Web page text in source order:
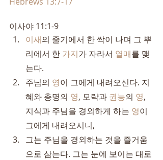
이사야 11:1-9
이새의 줄기에서 한 싹이 나며 그 뿌
리에서 한 가지가 자라서 열매를 맺
는다.
주님의 영이 그에게 내려오신다. 지
혜와 총명의 영, 모략과 권능의 영,
지식과 주님을 경외하게 하는 영이
그에게 내려오시니,
그는 주님을 경외하는 것을 즐거움
으로 삼는다. 그는 눈에 보이는 대로